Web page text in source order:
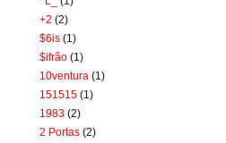
+2 (2)
$6is (1)
$ifrão (1)
10ventura (1)
151515 (1)
1983 (2)
2 Portas (2)